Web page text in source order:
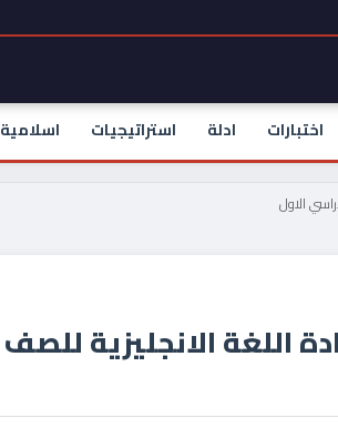
اختبارات ادلة استراتيجيات اسلامية
الاول
اللغة الانجليزية للصف